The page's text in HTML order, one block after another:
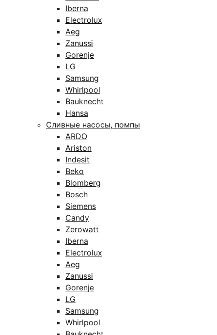
Iberna
Electrolux
Aeg
Zanussi
Gorenje
LG
Samsung
Whirlpool
Bauknecht
Hansa
Сливные насосы, помпы
ARDO
Ariston
Indesit
Beko
Blomberg
Bosch
Siemens
Candy
Zerowatt
Iberna
Electrolux
Aeg
Zanussi
Gorenje
LG
Samsung
Whirlpool